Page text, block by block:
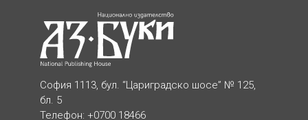
София 1113, бул. “Цариградско шосе” № 125,
бл. 5
Телефон: +0700 18466